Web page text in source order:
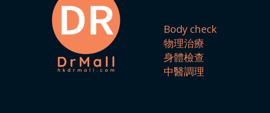
Body check
物理治療
身體檢查
中醫調理